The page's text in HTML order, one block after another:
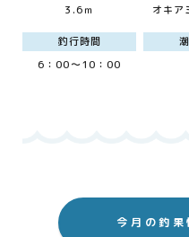
3.6ｍ
オキア
釣行時間
6：00～10：00
今月の釣